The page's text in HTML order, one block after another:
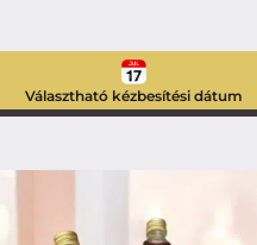
Választható kézbesítési dátum